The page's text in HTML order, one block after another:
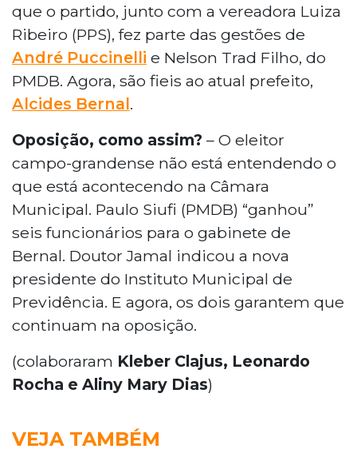
que o partido, junto com a vereadora Luiza
Ribeiro (PPS), fez parte das gestões de
André Puccinelli e Nelson Trad Filho, do
PMDB. Agora, são fieis ao atual prefeito,
Alcides Bernal.
Oposição, como assim? – O eleitor
campo-grandense não está entendendo o
que está acontecendo na Câmara
Municipal. Paulo Siufi (PMDB) “ganhou”
seis funcionários para o gabinete de
Bernal. Doutor Jamal indicou a nova
presidente do Instituto Municipal de
Previdência. E agora, os dois garantem que
continuam na oposição.
(colaboraram Kleber Clajus, Leonardo
Rocha e Aliny Mary Dias)
VEJA TAMBÉM